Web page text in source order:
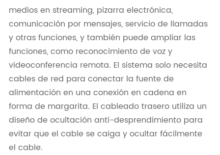
medios en streaming, pizarra electrónica,
comunicación por mensajes, servicio de llamadas
y otras funciones, y también puede ampliar las
funciones, como reconocimiento de voz y
videoconferencia remota. El sistema solo necesita
cables de red para conectar la fuente de
alimentación en una conexión en cadena en
forma de margarita. El cableado trasero utiliza un
diseño de ocultación anti-desprendimiento para
evitar que el cable se caiga y ocultar fácilmente
el cable.